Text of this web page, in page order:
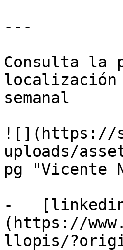
---
Consulta la
localización
semanal
![](https://
uploads/
pg "Vicente
-
(https://
llopis/